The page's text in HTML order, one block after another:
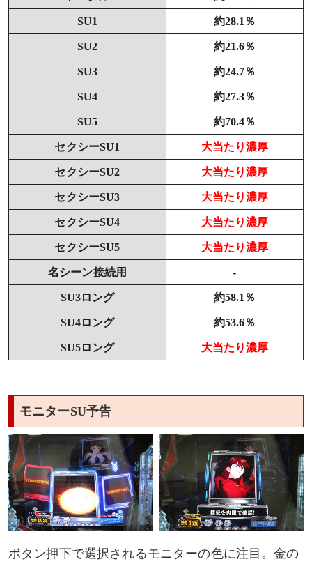
SU1 約28.1％
SU2 約21.6％
SU3 約24.7％
SU4 約27.3％
SU5 約70.4％
セクシーSU1 大当たり濃厚
セクシーSU2 大当たり濃厚
セクシーSU3 大当たり濃厚
セクシーSU4 大当たり濃厚
セクシーSU5 大当たり濃厚
名シーン接続用 -
SU3ロング 約58.1％
SU4ロング 約53.6％
SU5ロング 大当たり濃厚
モニターSU予告
ボタン押下で選択されるモニターの色に注目。金の